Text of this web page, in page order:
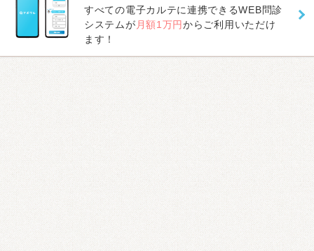
すべての電子カルテに連携できるWEB問診
システムが 月額1万円からご利用いただけ
ます！